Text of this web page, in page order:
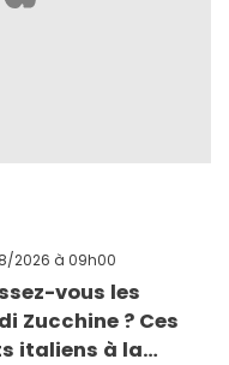
2026 à 09h00
vous les
Zucchine ? Ces
italiens à la